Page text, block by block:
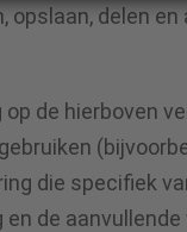
delen
de hierboven
die specifiek
de